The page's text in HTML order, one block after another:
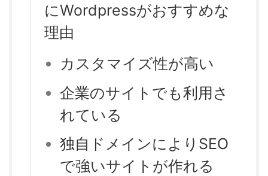
にWordpressがおすすめな
理由
カスタマイズ性が高い
企業のサイトでも利用さ
れている
独自ドメインによりSEO
で強いサイトが作れる